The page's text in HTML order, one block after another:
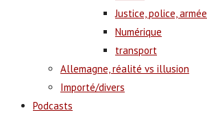
Justice, police, armée
Numérique
transport
Allemagne, réalité vs illusion
Importé/divers
Podcasts